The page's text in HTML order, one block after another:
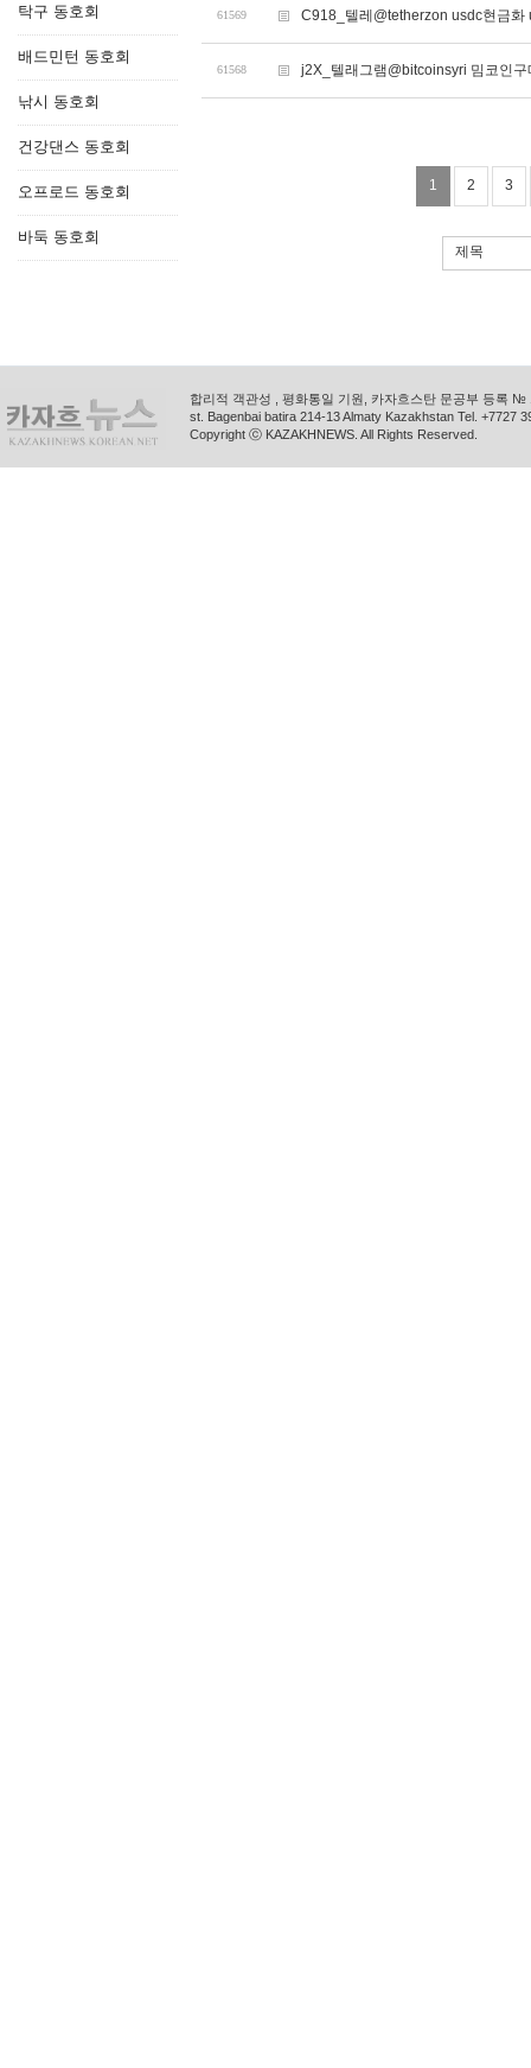
탁구 동호회
배드민턴 동호회
낚시 동호회
건강댄스 동호회
오프로드 동호회
바둑 동호회
61569 C918_텔레@tetherzon usdc현금화
61568 j2X_텔래그램@bitcoinsyri 밈코인
1 2 3
제목
합리적 객관성 , 평화통일 기원, 카자흐스탄 문공부 등록
st. Bagenbai batira 214-13 Almaty Kazakhstan Tel. +7727
Copyright ⓒ KAZAKHNEWS. All Rights Reserved.